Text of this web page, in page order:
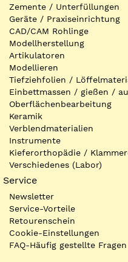
Zemente / Unterfüllungen
Geräte / Praxiseinrichtung
CAD/CAM Rohlinge
Modellherstellung
Artikulatoren
Modellieren
Tiefziehfolien /
Einbettmassen / gießen /
Oberflächenbearbeitung
Keramik
Verblendmaterialien
Instrumente
Kieferorthopädie /
Verschiedenes (Labor)
Service
Newsletter
Service-Vorteile
Retourenschein
Cookie-Einstellungen
FAQ-Häufig gestellte Fragen